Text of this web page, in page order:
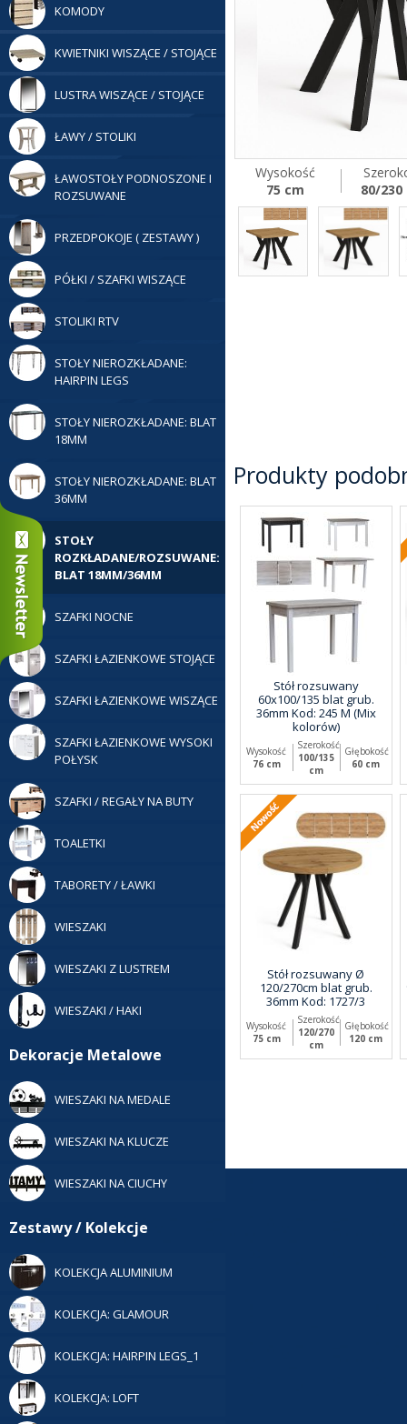
KOMODY
KWIETNIKI WISZĄCE / STOJĄCE
LUSTRA WISZĄCE / STOJĄCE
ŁAWY / STOLIKI
ŁAWOSTOŁY PODNOSZONE I
ROZSUWANE
PRZEDPOKOJE ( ZESTAWY )
PÓŁKI / SZAFKI WISZĄCE
STOLIKI RTV
STOŁY NIEROZKŁADANE:
HAIRPIN LEGS
STOŁY NIEROZKŁADANE: BLAT
18MM
STOŁY NIEROZKŁADANE: BLAT
36MM
STOŁY
ROZKŁADANE/ROZSUWANE:
BLAT 18MM/36MM
SZAFKI NOCNE
SZAFKI ŁAZIENKOWE STOJĄCE
SZAFKI ŁAZIENKOWE WISZĄCE
SZAFKI ŁAZIENKOWE WYSOKI
POŁYSK
SZAFKI / REGAŁY NA BUTY
TOALETKI
TABORETY / ŁAWKI
WIESZAKI
WIESZAKI Z LUSTREM
WIESZAKI / HAKI
Dekoracje Metalowe
WIESZAKI NA MEDALE
WIESZAKI NA KLUCZE
WIESZAKI NA CIUCHY
Zestawy / Kolekcje
KOLEKCJA ALUMINIUM
KOLEKCJA: GLAMOUR
KOLEKCJA: HAIRPIN LEGS_1
KOLEKCJA: LOFT
Wysokość
75 cm
80/230
Produkty
Stół rozsuwany
60x100/135 blat grub.
36mm Kod: 245 M (Mix
kolorów)
Wysokość
76 cm
Szerokość
100/135
cm
Głębokość
60 cm
Stół rozsuwany Ø
120/270cm blat grub.
36mm Kod: 1727/3
Wysokość
75 cm
Szerokość
120/270
cm
Głębokość
120 cm